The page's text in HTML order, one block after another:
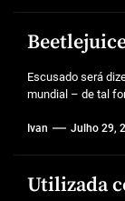
Escusado será
mundial – de tal
Ivan Julho 29,
Utilizada